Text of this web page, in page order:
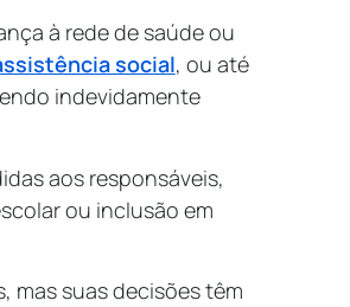
à rede de saúde ou
social, ou até
indevidamente
aos responsáveis,
ou inclusão em
mas suas decisões têm